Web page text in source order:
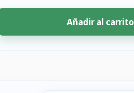
Añadir al carrito